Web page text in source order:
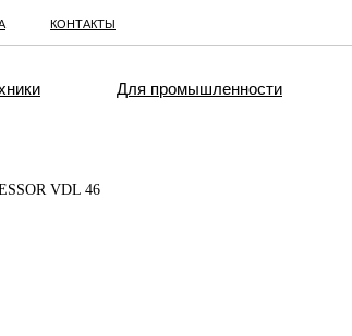
Для промышленности
КОНТАКТЫ
VDL 46